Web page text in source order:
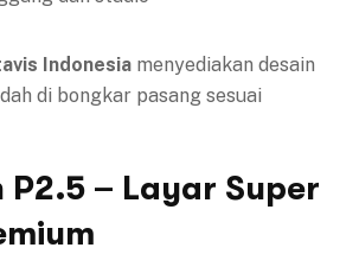
Indonesia menyediakan desain
di bongkar pasang sesuai
– Layar Super